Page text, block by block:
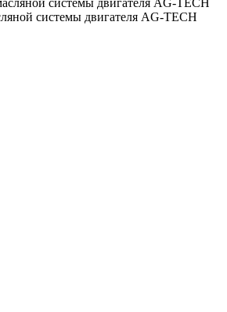
системы двигателя AG-TECH